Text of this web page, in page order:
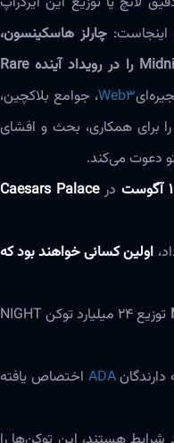
اینجاست: چارلز هاسکینسون،
بنیانگذار کاردانو، تاریخ لانچ ایردراپ Midnight را در رویداد آینده Rare
Web3، جوامع بلاکچین،
برای همکاری، بحث و افشای
دعوت می‌کند.
درCaesars Palace
اولین کسانی خواهند بود که
توزیع ۲۴ میلیارد توکن NIGHT
ADA اختصاص یافته